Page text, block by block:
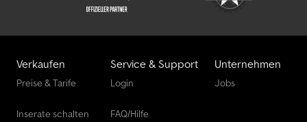
Verkaufen
Preise & Tarife
Inserate schalten
Service & Support
Login
FAQ/Hilfe
Unternehmen
Jobs